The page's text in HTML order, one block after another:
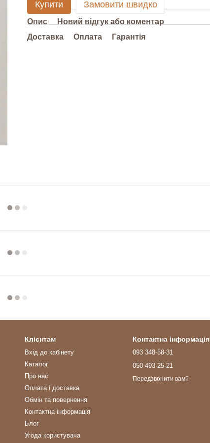
Купити Замовити швидко
Опис
Новий відгук або коментар
Доставка
Оплата Гарантія
Клієнтам
Вхід до кабінету
Каталог
Про нас
Оплата і доставка
Обмін та повернення
Контактна інформація
Блог
Угода користувача
Контактна інформація
093 348-58-31
050 493-25-21
Передзвонити вам?